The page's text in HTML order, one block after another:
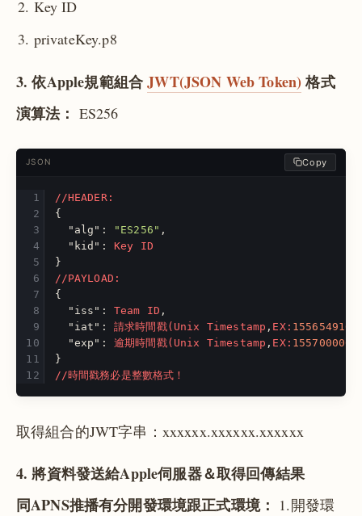
Key ID
privateKey.p8
3. 依Apple規範組合JWT(JSON Web Token)格式
演算法： ES256
JSON Copy
//HEADER:
{
"alg" : "ES256" ,
"kid" : Key
ID
}
//PAYLOAD:
{
"iss" : Team ID ,
"iat" : 請求時間戳(Unix Timestamp , EX: 1556549164
"exp" : 逾期時間戳(Unix Timestamp , EX: 1557000000
}
//時間戳務必是整數格式！
取得組合的JWT字串：xxxxxx.xxxxxx.xxxxxx
4. 將資料發送給Apple伺服器＆取得回傳結果
同APNS推播有分開發環境跟正式環境： 1.開發環